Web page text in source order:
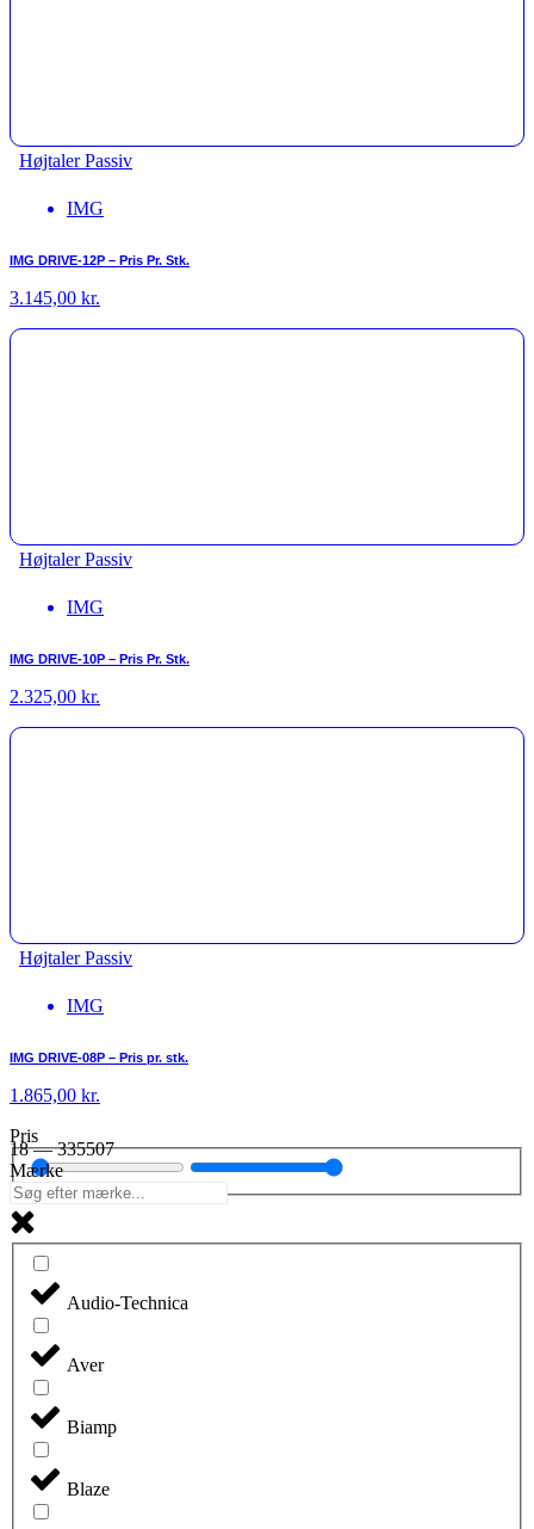
Højtaler Passiv
IMG
IMG DRIVE-12P – Pris Pr. Stk.
3.145,00 kr.
Højtaler Passiv
IMG
IMG DRIVE-10P – Pris Pr. Stk.
2.325,00 kr.
Højtaler Passiv
IMG
IMG DRIVE-08P – Pris pr. stk.
1.865,00 kr.
Pris
18—335507
Mærke
Audio-Technica
Aver
Biamp
Blaze